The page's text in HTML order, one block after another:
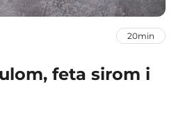
20min
feta sirom i